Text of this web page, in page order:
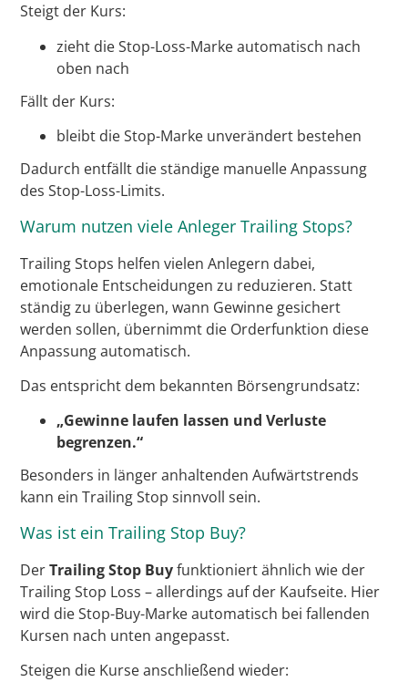
Steigt der Kurs:
zieht die Stop-Loss-Marke automatisch nach
oben nach
Fällt der Kurs:
bleibt die Stop-Marke unverändert bestehen
Dadurch entfällt die ständige manuelle Anpassung
des Stop-Loss-Limits.
Warum nutzen viele Anleger Trailing Stops?
Trailing Stops helfen vielen Anlegern dabei,
emotionale Entscheidungen zu reduzieren. Statt
ständig zu überlegen, wann Gewinne gesichert
werden sollen, übernimmt die Orderfunktion diese
Anpassung automatisch.
Das entspricht dem bekannten Börsengrundsatz:
„Gewinne laufen lassen und Verluste
begrenzen.“
Besonders in länger anhaltenden Aufwärtstrends
kann ein Trailing Stop sinnvoll sein.
Was ist ein Trailing Stop Buy?
DerTrailing Stop Buyfunktioniert ähnlich wie der
Trailing Stop Loss – allerdings auf der Kaufseite. Hier
wird die Stop-Buy-Marke automatisch bei fallenden
Kursen nach unten angepasst.
Steigen die Kurse anschließend wieder: